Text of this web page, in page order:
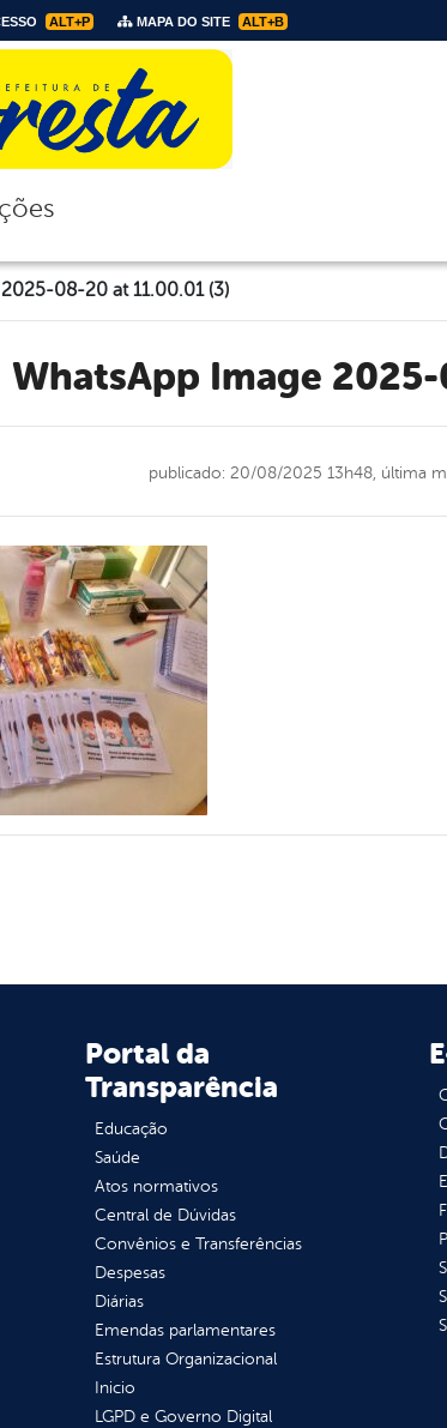
ALT+P MAPA DO SITE ALT+B
08-20 at 11.00.01 (3)
WhatsApp Image
publicado: 20/08/2025 13h48, última
Portal da
Transparência
Educação
Saúde
Atos normativos
Central de Dúvidas
Convênios e Transferências
Despesas
Diárias
Emendas parlamentares
Estrutura Organizacional
Inicio
LGPD e Governo Digital